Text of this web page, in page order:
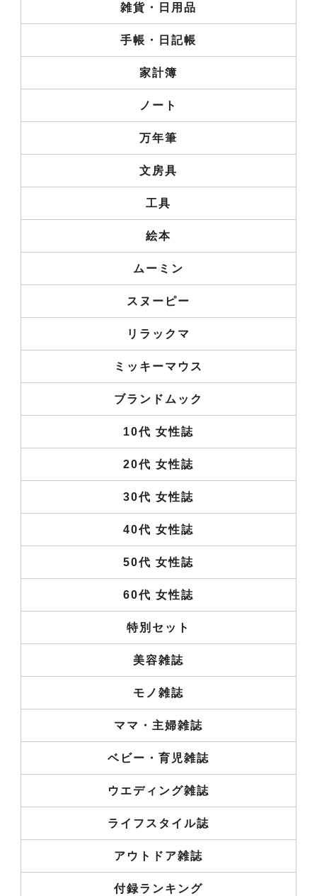
雑貨・日用品
手帳・日記帳
家計簿
ノート
万年筆
文房具
工具
絵本
ムーミン
スヌーピー
リラックマ
ミッキーマウス
ブランドムック
10代 女性誌
20代 女性誌
30代 女性誌
40代 女性誌
50代 女性誌
60代 女性誌
特別セット
美容雑誌
モノ雑誌
ママ・主婦雑誌
ベビー・育児雑誌
ウエディング雑誌
ライフスタイル誌
アウトドア雑誌
付録ランキング